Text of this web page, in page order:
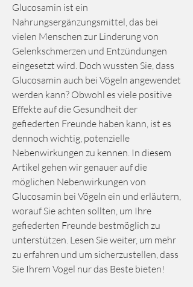
Glucosamin ist ein
Nahrungsergänzungsmittel, das bei
vielen Menschen zur Linderung von
Gelenkschmerzen und Entzündungen
eingesetzt wird. Doch wussten Sie, dass
Glucosamin auch bei Vögeln angewendet
werden kann? Obwohl es viele positive
Effekte auf die Gesundheit der
gefiederten Freunde haben kann, ist es
dennoch wichtig, potenzielle
Nebenwirkungen zu kennen. In diesem
Artikel gehen wir genauer auf die
möglichen Nebenwirkungen von
Glucosamin bei Vögeln ein und erläutern,
worauf Sie achten sollten, um Ihre
gefiederten Freunde bestmöglich zu
unterstützen. Lesen Sie weiter, um mehr
zu erfahren und um sicherzustellen, dass
Sie Ihrem Vogel nur das Beste bieten!